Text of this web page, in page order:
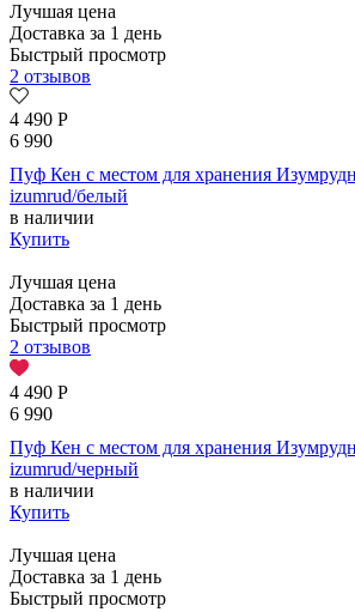
Лучшая цена
Доставка за 1 день
Быстрый просмотр
2 отзывов
4 490 Р
6 990
Пуф Кен с местом для хранения
izumrud/белый
в наличии
Купить
Лучшая цена
Доставка за 1 день
Быстрый просмотр
2 отзывов
4 490 Р
6 990
Пуф Кен с местом для хранения
izumrud/черный
в наличии
Купить
Лучшая цена
Доставка за 1 день
Быстрый просмотр